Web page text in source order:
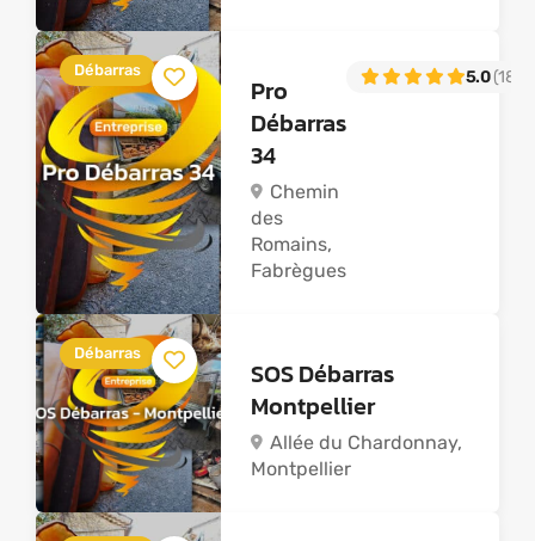
Débarras
Pro
Débarras
34
Chemin
des
Romains,
Fabrègues
5.0(188)
Débarras
SOS Débarras
Montpellier
Allée du Chardonnay,
Montpellier